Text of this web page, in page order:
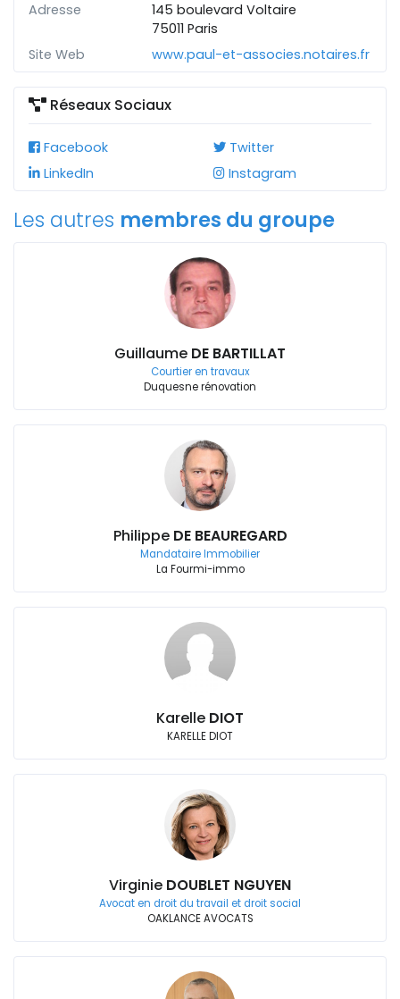
Adresse
145 boulevard Voltaire
75011 Paris
Site Web
www.paul-et-associes.notaires.fr
Réseaux Sociaux
Facebook
Twitter
LinkedIn
Instagram
Les autres membres du groupe
Guillaume DE BARTILLAT
Courtier en travaux
Duquesne rénovation
Philippe DE BEAUREGARD
Mandataire Immobilier
La Fourmi-immo
Karelle DIOT
KARELLE DIOT
Virginie DOUBLET NGUYEN
Avocat en droit du travail et droit social
OAKLANCE AVOCATS